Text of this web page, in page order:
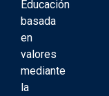
Educación
basada
en
valores
mediante
la